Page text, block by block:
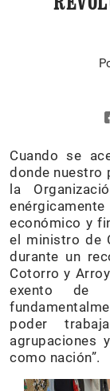
Cuando se
donde nuestro
la
económico y
el ministro de
durante un
Cotorro y
exento de
poder
agrupaciones
como nación”.